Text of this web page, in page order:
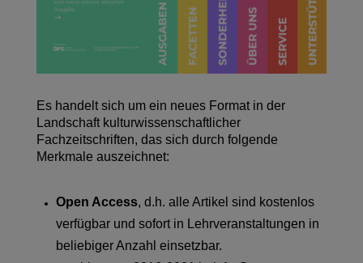
Es handelt sich um ein neues Format in der
Landschaft kulturwissenschaftlicher
Fachzeitschriften, das sich durch folgende
Merkmale auszeichnet:
Open Access, d.h. alle Artikel sind kostenlos
verfügbar und sofort in Lehrveranstaltungen in
beliebiger Anzahl einsetzbar.